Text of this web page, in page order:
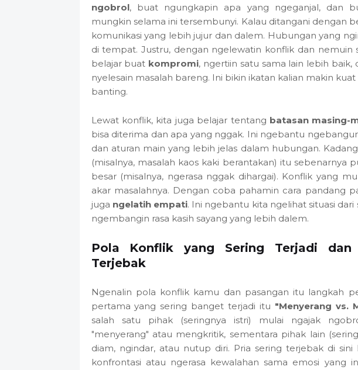
ngobrol, buat ngungkapin apa yang ngeganjal, dan
mungkin selama ini tersembunyi. Kalau ditangani dengan
komunikasi yang lebih jujur dan dalem. Hubungan yang
di tempat. Justru, dengan ngelewatin konflik dan nemuin
belajar buat kompromi, ngertiin satu sama lain lebih
nyelesain masalah bareng. Ini bikin ikatan kalian makin
banting.
Lewat konflik, kita juga belajar tentang batasan masing-
bisa diterima dan apa yang nggak. Ini ngebantu
dan aturan main yang lebih jelas dalam hubungan.
(misalnya, masalah kaos kaki berantakan) itu sebenarnya
besar (misalnya, ngerasa nggak dihargai). Konflik yang
akar masalahnya. Dengan coba pahamin cara pandang
juga ngelatih empati. Ini ngebantu kita ngelihat situasi
ngembangin rasa kasih sayang yang lebih dalem.
Pola Konflik yang Sering Terjadi dan
Terjebak
Ngenalin pola konflik kamu dan pasangan itu langkah
pertama yang sering banget terjadi itu "Menyerang vs.
salah satu pihak (seringnya istri) mulai ngajak
"menyerang" atau mengkritik, sementara pihak lain
diam, ngindar, atau nutup diri. Pria sering terjebak di
konfrontasi atau ngerasa kewalahan sama emosi yang